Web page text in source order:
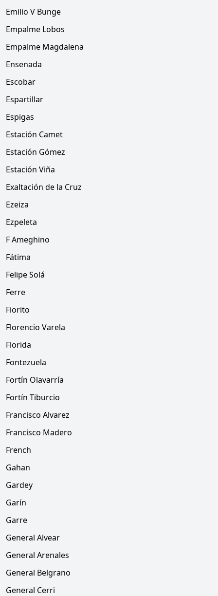
Emilio V Bunge
Empalme Lobos
Empalme Magdalena
Ensenada
Escobar
Espartillar
Espigas
Estación Camet
Estación Gómez
Estación Viña
Exaltación de la Cruz
Ezeiza
Ezpeleta
F Ameghino
Fátima
Felipe Solá
Ferre
Fiorito
Florencio Varela
Florida
Fontezuela
Fortín Olavarría
Fortín Tiburcio
Francisco Alvarez
Francisco Madero
French
Gahan
Gardey
Garín
Garre
General Alvear
General Arenales
General Belgrano
General Cerri